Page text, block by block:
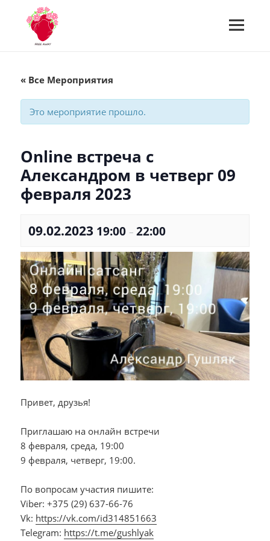
« Все Мероприятия
Это мероприятие прошло.
Online встреча с
Александром в четверг 09
февраля 2023
09.02.2023 19:00–22:00
Привет, друзья!
Приглашаю на онлайн встречи
8 февраля, среда, 19:00
9 февраля, четверг, 19:00.
По вопросам участия пишите:
Viber: +375 (29) 637-66-76
Vk: https://vk.com/id314851663
Telegram: https://t.me/gushlyak